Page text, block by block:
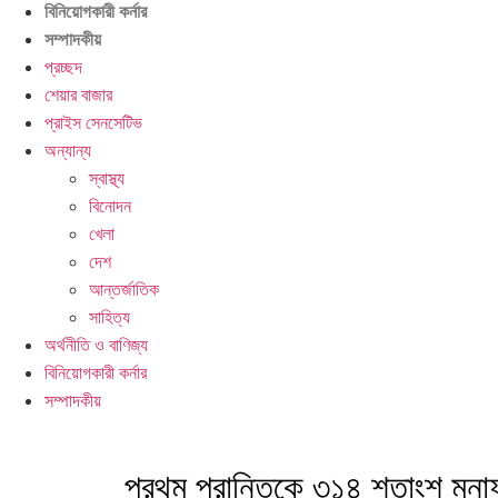
বিনিয়োগকারী কর্নার
সম্পাদকীয়
প্রচ্ছদ
শেয়ার বাজার
প্রাইস সেনসেটিভ
অন্যান্য
স্বাস্থ্য
বিনোদন
খেলা
দেশ
আন্তর্জাতিক
সাহিত্য
অর্থনীতি ও বাণিজ্য
বিনিয়োগকারী কর্নার
সম্পাদকীয়
প্রথম প্রান্তিকে ৩১৪ শতাংশ